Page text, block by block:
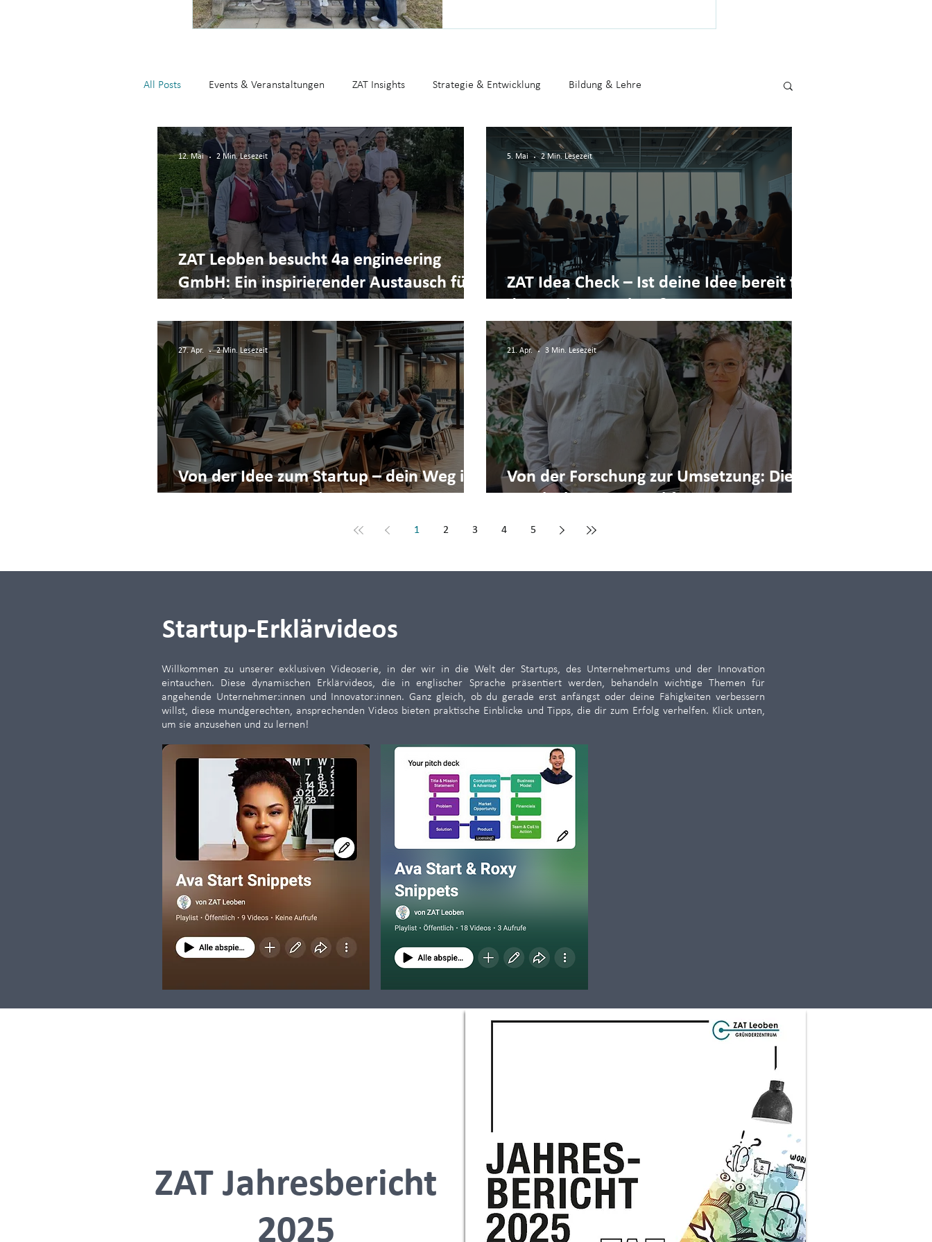
Jahre Erfahrung im Hightech-Unternehmertum.
All Posts Events & Veranstaltungen ZAT Insights Strategie & Entwicklung Bildung & Lehre
GreenStartupCenter_GreenStartupmark Presse
ZAT Leoben besucht 4a engineering
GmbH: Ein inspirierender Austausch für
12. Mai 2 Min. Lesezeit
ZAT Idea Check – Ist deine Idee bereit für
5. Mai 2 Min. Lesezeit
Von der Idee zum Startup – dein Weg im
27. Apr. 2 Min. Lesezeit
Von der Forschung zur Umsetzung: Die
21. Apr. 3 Min. Lesezeit
1 2 3 4 5
Startup-Erklärvideos
Willkommen zu unserer exklusiven Videoserie, in der wir in die Welt der Startups, des Unternehmertums und der Innovation
eintauchen. Diese dynamischen Erklärvideos, die in englischer Sprache präsentiert werden, behandeln wichtige Themen für
angehende Unternehmer:innen und Innovator:innen. Ganz gleich, ob du gerade erst anfängst oder deine Fähigkeiten verbessern
willst, diese mundgerechten, ansprechenden Videos bieten praktische Einblicke und Tipps, die dir zum Erfolg verhelfen. Klick unten,
um sie anzusehen und zu lernen!​
ZAT Jahresbericht
2025